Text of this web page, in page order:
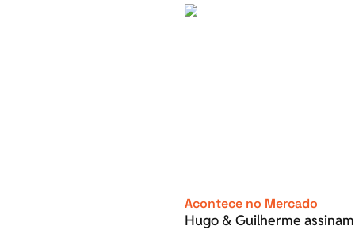
Acontece no Mercado
Hugo & Guilherme